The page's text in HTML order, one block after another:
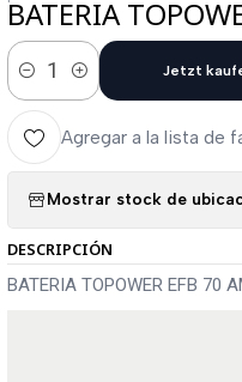
BATERIA
Cantidad
Jetzt
Agregar a la lista de
Mostrar stock de
DESCRIPCIÓN
BATERIA TOPOWER EFB 70